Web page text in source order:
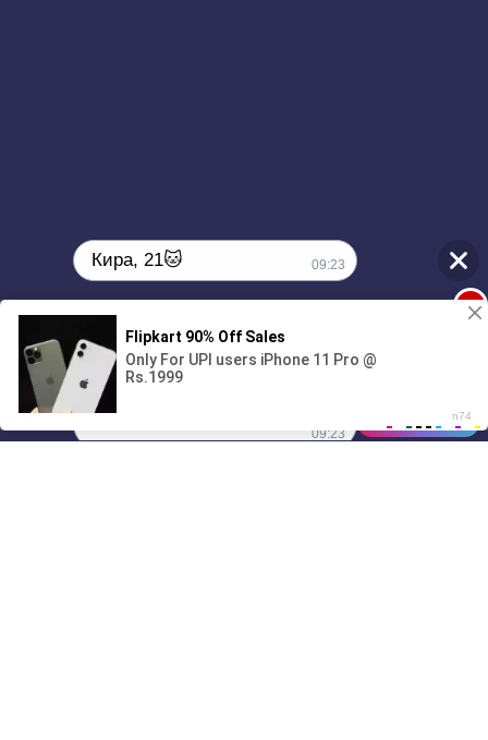
01/07
00:00
Кира, 21🐱 09:23
Поиграешь со мной? 💖🐾 1